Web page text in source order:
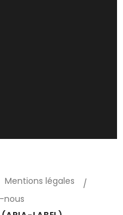
Mentions légales
nous